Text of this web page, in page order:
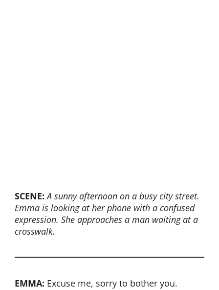
SCENE: A sunny afternoon on a busy city street.
Emma is looking at her phone with a confused
expression. She approaches a man waiting at a
crosswalk.
EMMA: Excuse me, sorry to bother you.